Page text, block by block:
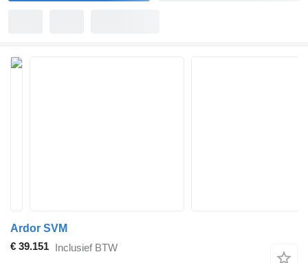
Ardor SVM
€ 39.151 Inclusief BTW